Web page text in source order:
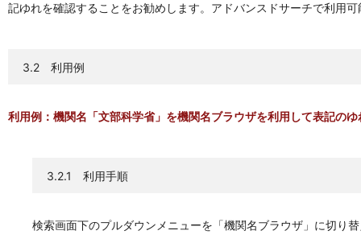
記ゆれを確認することをお勧めします。アドバンスドサーチで利用可
3.2 利用例
利用例：機関名「文部科学省」を機関名ブラウザを利用して表記の
3.2.1 利用手順
検索画面下のプルダウンメニューを「機関名ブラウザ」に切り